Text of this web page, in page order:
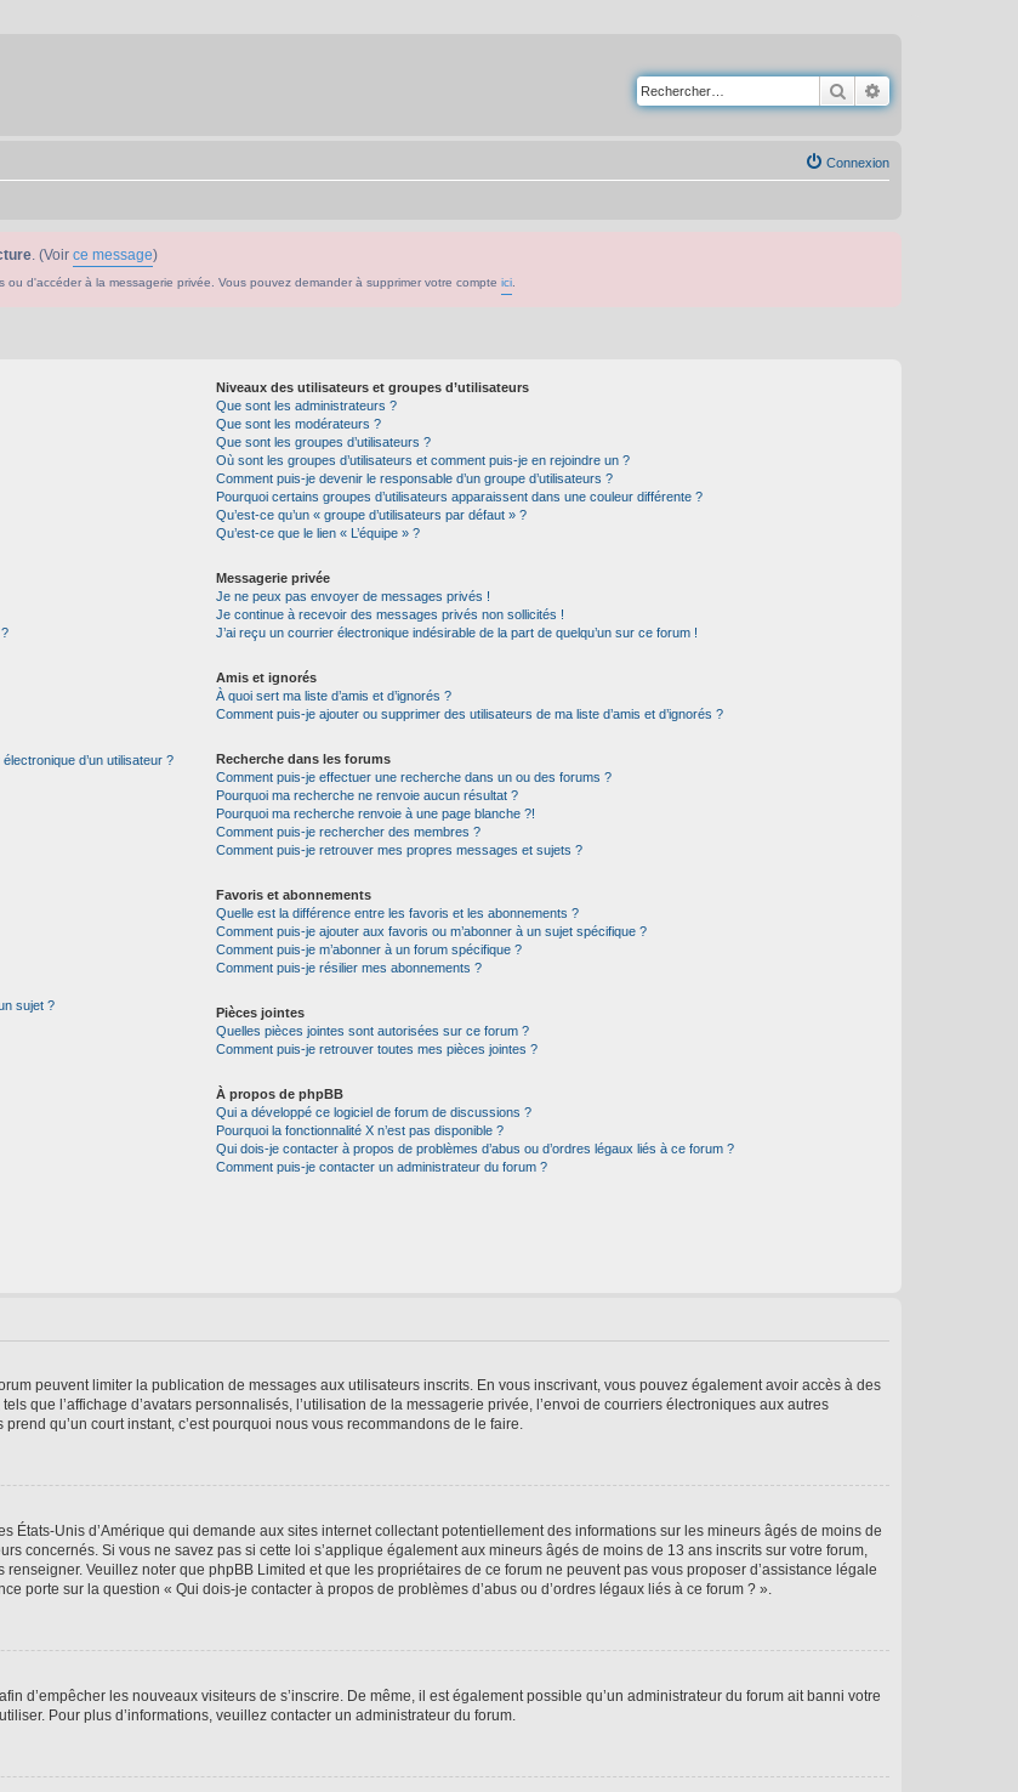
Rechercher
Connexion
. (Voir ce message)
d'accéder à la messagerie privée. Vous pouvez demander à supprimer votre compte ici
d’un utilisateur ?
sujet ?
Niveaux des utilisateurs et groupes d’utilisateurs
Que sont les administrateurs ?
Que sont les modérateurs ?
Que sont les groupes d’utilisateurs ?
Où sont les groupes d’utilisateurs et comment puis-je en rejoindre un ?
Comment puis-je devenir le responsable d’un groupe d’utilisateurs ?
Pourquoi certains groupes d’utilisateurs apparaissent dans une couleur différente ?
Qu’est-ce qu’un « groupe d’utilisateurs par défaut » ?
Qu’est-ce que le lien « L’équipe » ?
Messagerie privée
Je ne peux pas envoyer de messages privés !
Je continue à recevoir des messages privés non sollicités !
J’ai reçu un courrier électronique indésirable de la part de quelqu’un sur ce forum !
Amis et ignorés
À quoi sert ma liste d’amis et d’ignorés ?
Comment puis-je ajouter ou supprimer des utilisateurs de ma liste d’amis et d’ignorés ?
Recherche dans les forums
Comment puis-je effectuer une recherche dans un ou des forums ?
Pourquoi ma recherche ne renvoie aucun résultat ?
Pourquoi ma recherche renvoie à une page blanche ?!
Comment puis-je rechercher des membres ?
Comment puis-je retrouver mes propres messages et sujets ?
Favoris et abonnements
Quelle est la différence entre les favoris et les abonnements ?
Comment puis-je ajouter aux favoris ou m’abonner à un sujet spécifique ?
Comment puis-je m’abonner à un forum spécifique ?
Comment puis-je résilier mes abonnements ?
Pièces jointes
Quelles pièces jointes sont autorisées sur ce forum ?
Comment puis-je retrouver toutes mes pièces jointes ?
À propos de phpBB
Qui a développé ce logiciel de forum de discussions ?
Pourquoi la fonctionnalité X n’est pas disponible ?
Qui dois-je contacter à propos de problèmes d’abus ou d’ordres légaux liés à ce forum ?
Comment puis-je contacter un administrateur du forum ?
peuvent limiter la publication de messages aux utilisateurs inscrits. En vous inscrivant, vous pouvez également avoir accès à des
que l’affichage d’avatars personnalisés, l’utilisation de la messagerie privée, l’envoi de courriers électroniques aux autres
qu’un court instant, c’est pourquoi nous vous recommandons de le faire.
États-Unis d’Amérique qui demande aux sites internet collectant potentiellement des informations sur les mineurs âgés de moins de
concernés. Si vous ne savez pas si cette loi s’applique également aux mineurs âgés de moins de 13 ans inscrits sur votre forum,
Veuillez noter que phpBB Limited et que les propriétaires de ce forum ne peuvent pas vous proposer d’assistance légale
porte sur la question « Qui dois-je contacter à propos de problèmes d’abus ou d’ordres légaux liés à ce forum ? ».
d’empêcher les nouveaux visiteurs de s’inscrire. De même, il est également possible qu’un administrateur du forum ait banni votre
Pour plus d’informations, veuillez contacter un administrateur du forum.